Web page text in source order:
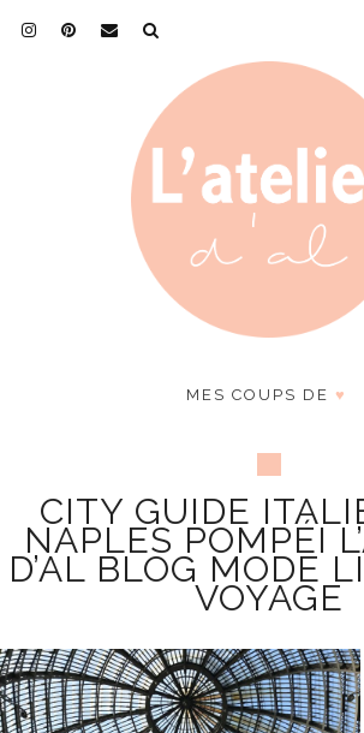
MES COUPS DE ♥
CITY GUIDE
NAPLES POMPÉI
D’AL BLOG MODE
VOYAGE